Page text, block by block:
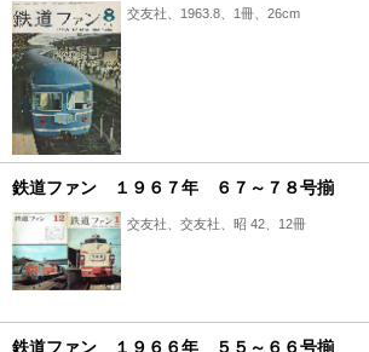
交友社、1963.8、1冊、26cm
鉄道ファン １９６７年 ６７～７８号揃
交友社、交友社、昭 42、12冊
鉄道ファン １９６６年 ５５～６６号揃